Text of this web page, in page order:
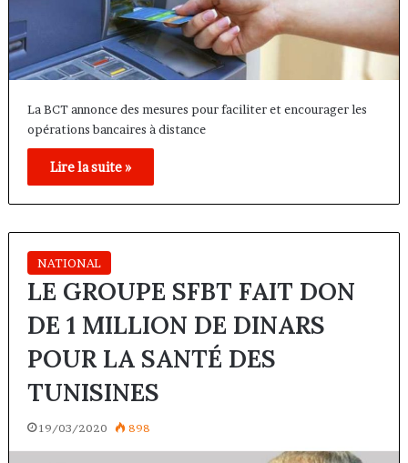
La BCT annonce des mesures pour faciliter et encourager les
opérations bancaires à distance
Lire la suite »
NATIONAL
LE GROUPE SFBT FAIT DON
DE 1 MILLION DE DINARS
POUR LA SANTÉ DES
TUNISINES
19/03/2020 898